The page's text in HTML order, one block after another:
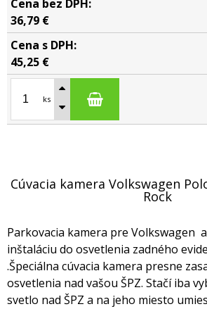
36,79 €
45,25 €
ks
Cúvacia kamera Volkswagen
Rock
Parkovacia kamera pre Volkswagen
inštaláciu do osvetlenia zadného
.Špeciálna cúvacia kamera presne
osvetlenia nad vašou ŠPZ. Stačí iba
svetlo nad ŠPZ a na jeho miesto